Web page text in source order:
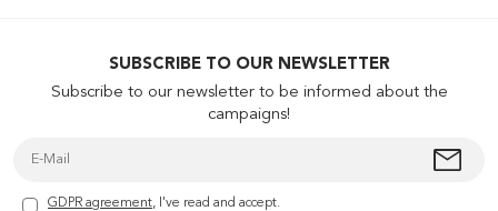
SUBSCRIBE TO OUR NEWSLETTER
Subscribe to our newsletter to be informed about the
campaigns!
GDPR agreement, I've read and accept.